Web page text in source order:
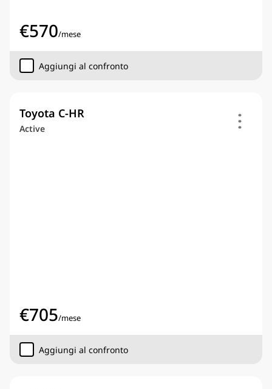
€570/mese
Aggiungi al confronto
Toyota C-HR
Active
€705/mese
Aggiungi al confronto